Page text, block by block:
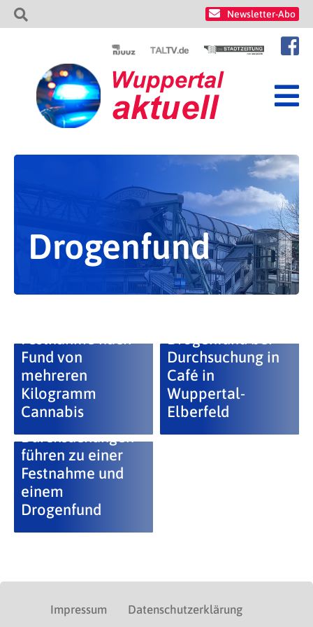
Newsletter-Abo
Drogenfund
Fund von
mehreren
Kilogramm
Cannabis
Durchsuchung in
Café in
Wuppertal-
Elberfeld
Durchsuchungen
führen zu einer
Festnahme und
einem
Drogenfund
Impressum Datenschutzerklärung